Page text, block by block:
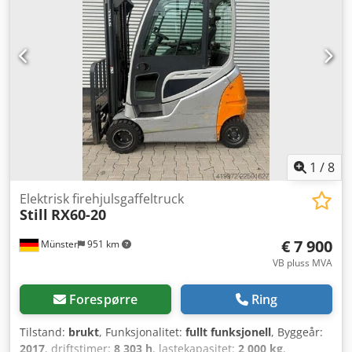
20 Tilstand: Klar til bruk og fullt funksjonell Teknisk
tilstand: normal Forhjulstype: Non Marking
Forhjulstilstand: 60 - 80% Bakhjulstype: Non Marking
Bakhjulstilstand: 60 - 80% Credpfx Asw U E Uujnvsf Batteri
Volt: 48V Batteri Ah: 625Ah Batteritype: PzS Sideskift, 3.
ventil, arbeidslys bak, arbeidslys foran,
1 /8
Münster 951 km
Elektrisk firehjulsgaffeltruck
Still RX60-20
€ 7 900
VB pluss MVA
Forespørre Ring
Tilstand: brukt, Funksjonalitet: fullt funksjonell, Byggeår:
2017, driftstimer: 8 303 h, lastekapasitet: 2 000 kg,